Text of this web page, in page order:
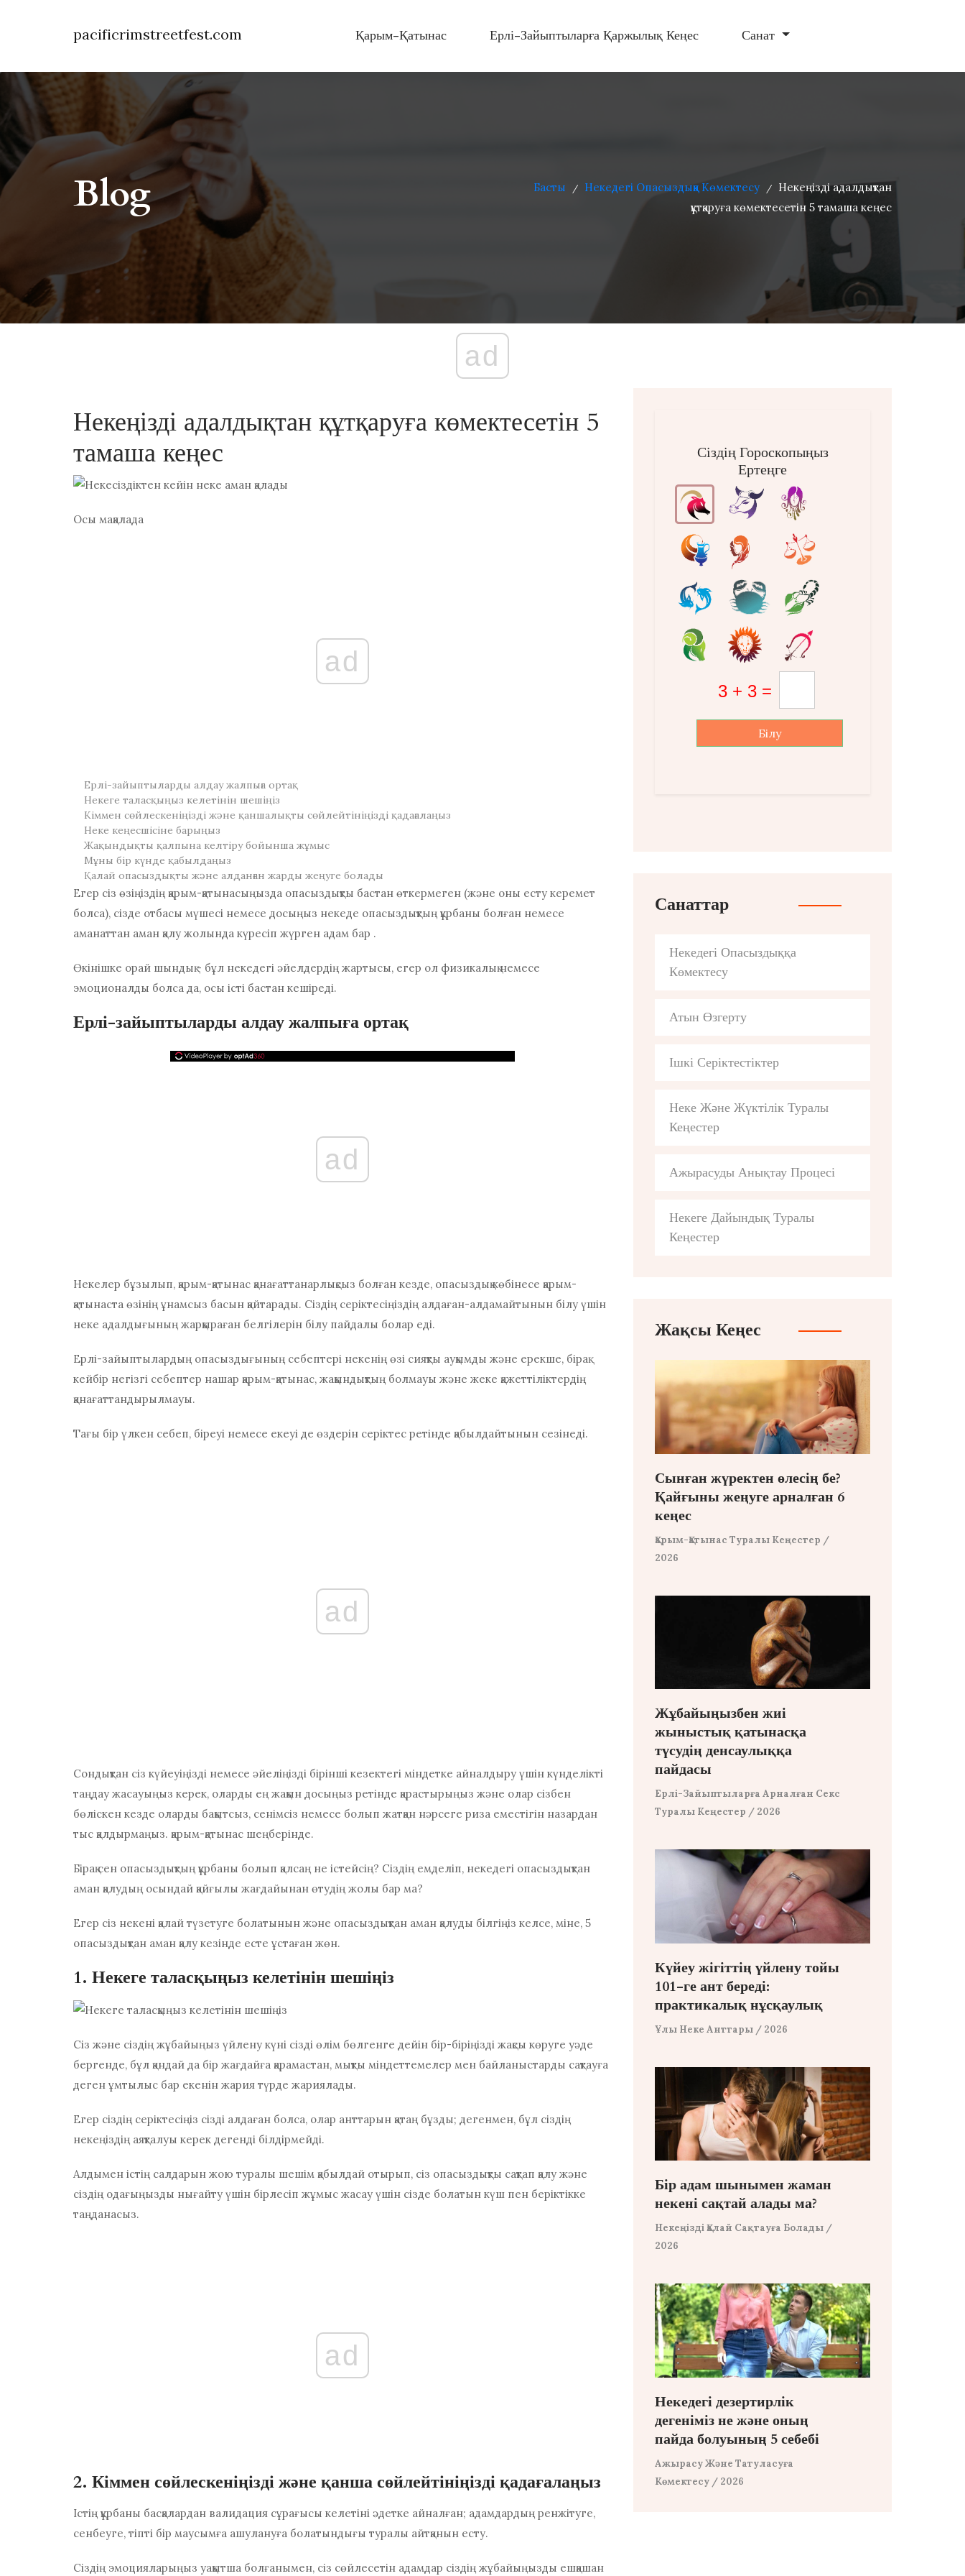
pacificrimstreetfest.com Қарым-Қатынас Ерлі-Зайыптыларға Қаржылық Кеңес Санат
Blog Басты / Некедегі Опасыздыққа Көмектесу /
Некеңізді адалдықтан
құтқаруға көмектесетін 5 тамаша кеңес
ad
Некеңізді адалдықтан құтқаруға көмектесетін 5
тамаша кеңес
Осы мақалада
ad
Ерлі-зайыптыларды алдау жалпыға ортақ
Некеге таласқыңыз келетінін шешіңіз
Кіммен сөйлескеніңізді және қаншалықты сөйлейтініңізді қадағалаңыз
Неке кеңесшісіне барыңыз
Жақындықты қалпына келтіру бойынша жұмыс
Мұны бір күнде қабылдаңыз
Қалай опасыздықты және алданған жарды жеңуге болады
Егер сіз өзіңіздің қарым-қатынасыңызда опасыздықты бастан өткермеген (және оны есту керемет
болса), сізде отбасы мүшесі немесе досыңыз некеде опасыздықтың құрбаны болған немесе
аманаттан аман қалу жолында күресіп жүрген адам бар .
Өкінішке орай шындық - бұл некедегі әйелдердің жартысы, егер ол физикалық немесе
эмоционалды болса да, осы істі бастан кешіреді.
Ерлі-зайыптыларды алдау жалпыға ортақ
ad
Некелер бұзылып, қарым-қатынас қанағаттанарлықсыз болған кезде, опасыздық көбінесе қарым-
қатынаста өзінің ұнамсыз басын қайтарады. Сіздің серіктесіңіздің алдаған-алдамайтынын білу үшін
неке адалдығының жарқыраған белгілерін білу пайдалы болар еді.
Ерлі-зайыптылардың опасыздығының себептері некенің өзі сияқты ауқымды және ерекше, бірақ
кейбір негізгі себептер нашар қарым-қатынас, жақындықтың болмауы және жеке қажеттіліктердің
қанағаттандырылмауы.
Тағы бір үлкен себеп, біреуі немесе екеуі де өздерін серіктес ретінде қабылдайтынын сезінеді.
ad
Сондықтан сіз күйеуіңізді немесе әйеліңізді бірінші кезектегі міндетке айналдыру үшін күнделікті
таңдау жасауыңыз керек, оларды ең жақын досыңыз ретінде қарастырыңыз және олар сізбен
бөліскен кезде оларды бақытсыз, сенімсіз немесе болып жатқан нәрсеге риза еместігін назардан
тыс қалдырмаңыз. қарым-қатынас шеңберінде.
Бірақ сен опасыздықтың құрбаны болып қалсаң не істейсің? Сіздің емделіп, некедегі опасыздықтан
аман қалудың осындай қайғылы жағдайынан өтудің жолы бар ма?
Егер сіз некені қалай түзетуге болатынын және опасыздықтан аман қалуды білгіңіз келсе, міне, 5
опасыздықтан аман қалу кезінде есте ұстаған жөн.
1. Некеге таласқыңыз келетінін шешіңіз
Сіз және сіздің жұбайыңыз үйлену күні сізді өлім бөлгенге дейін бір-біріңізді жақсы көруге уәде
бергенде, бұл қандай да бір жағдайға қарамастан, мықты міндеттемелер мен байланыстарды сақтауға
деген ұмтылыс бар екенін жария түрде жариялады.
Егер сіздің серіктесіңіз сізді алдаған болса, олар анттарын қатаң бұзды; дегенмен, бұл сіздің
некеңіздің аяқталуы керек дегенді білдірмейді.
Алдымен істің салдарын жою туралы шешім қабылдай отырып, сіз опасыздықты сақтап қалу және
сіздің одағыңызды нығайту үшін бірлесіп жұмыс жасау үшін сізде болатын күш пен беріктікке
таңданасыз.
ad
2. Кіммен сөйлескеніңізді және қанша сөйлейтініңізді қадағалаңыз
Істің құрбаны басқалардан валидация сұрағысы келетіні әдетке айналған; адамдардың ренжітуге,
сенбеуге, тіпті бір маусымға ашулануға болатындығы туралы айтқанын есту.
Сіздің эмоцияларыңыз уақытша болғанымен, сіз сөйлесетін адамдар сіздің жұбайыңызды ешқашан
Сіздің Гороскопыңыз
Ертеңге
Білу
Санаттар
Некедегі Опасыздыққа
Көмектесу
Атын Өзгерту
Ішкі Серіктестіктер
Неке Және Жүктілік Туралы
Кеңестер
Ажырасуды Анықтау Процесі
Некеге Дайындық Туралы
Кеңестер
Жақсы Кеңес
Сынған жүректен өлесің бе?
Қайғыны жеңуге арналған 6
кеңес
Қарым-Қатынас Туралы Кеңестер /
2026
Жұбайыңызбен жиі
жыныстық қатынасқа
түсудің денсаулыққа
пайдасы
Ерлі-Зайыптыларға Арналған Секс
Туралы Кеңестер / 2026
Күйеу жігіттің үйлену тойы
101-ге ант береді:
практикалық нұсқаулық
Ұлы Неке Анттары / 2026
Бір адам шынымен жаман
некені сақтай алады ма?
Некеңізді Қалай Сақтауға Болады /
2026
Некедегі дезертирлік
дегеніміз не және оның
пайда болуының 5 себебі
Ажырасу Және Татуласуға
Көмектесу / 2026